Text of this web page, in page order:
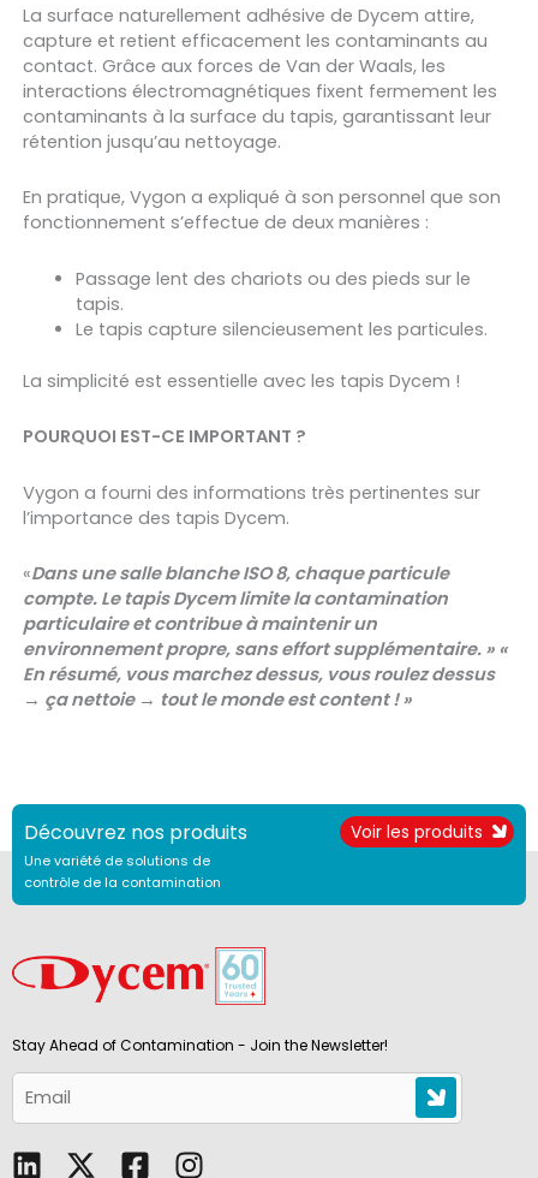
La surface naturellement adhésive de Dycem attire,
capture et retient efficacement les contaminants au
contact. Grâce aux forces de Van der Waals, les
interactions électromagnétiques fixent fermement les
contaminants à la surface du tapis, garantissant leur
rétention jusqu’au nettoyage.
En pratique, Vygon a expliqué à son personnel que son
fonctionnement s’effectue de deux manières :
Passage lent des chariots ou des pieds sur le
tapis.
Le tapis capture silencieusement les particules.
La simplicité est essentielle avec les tapis Dycem !
POURQUOI EST-CE IMPORTANT ?
Vygon a fourni des informations très pertinentes sur
l’importance des tapis Dycem.
«Dans une salle blanche ISO 8, chaque particule
compte. Le tapis Dycem limite la contamination
particulaire et contribue à maintenir un
environnement propre, sans effort supplémentaire. » «
En résumé, vous marchez dessus, vous roulez dessus
→ ça nettoie → tout le monde est content ! »
Découvrez nos produits
Une variété de solutions de
contrôle de la contamination
Voir les produits
Stay Ahead of Contamination - Join the Newsletter!
L F I